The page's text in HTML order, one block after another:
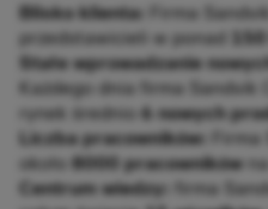
Blisko klienta:
Firma
przedstawicieli w ponad
Stałe wprowadzanie
Każdego dnia firma
rynek średnio 6 nowych
Liczba pracowników:
około 8000 pracowników
Centrum wiedzy:
firma